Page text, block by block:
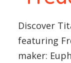
Discover
featuring
maker: